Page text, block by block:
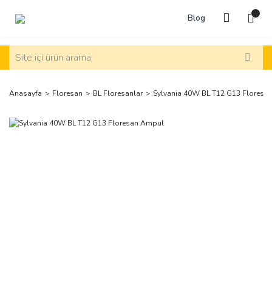
Blog
Anasayfa Floresan BL Floresanlar Sylvania 40W BL T12 G13